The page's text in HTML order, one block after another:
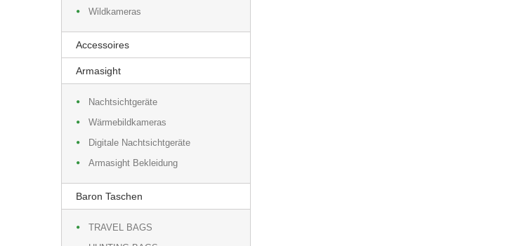
Wildkameras
Accessoires
Armasight
Nachtsichtgeräte
Wärmebildkameras
Digitale Nachtsichtgeräte
Armasight Bekleidung
Baron Taschen
TRAVEL BAGS